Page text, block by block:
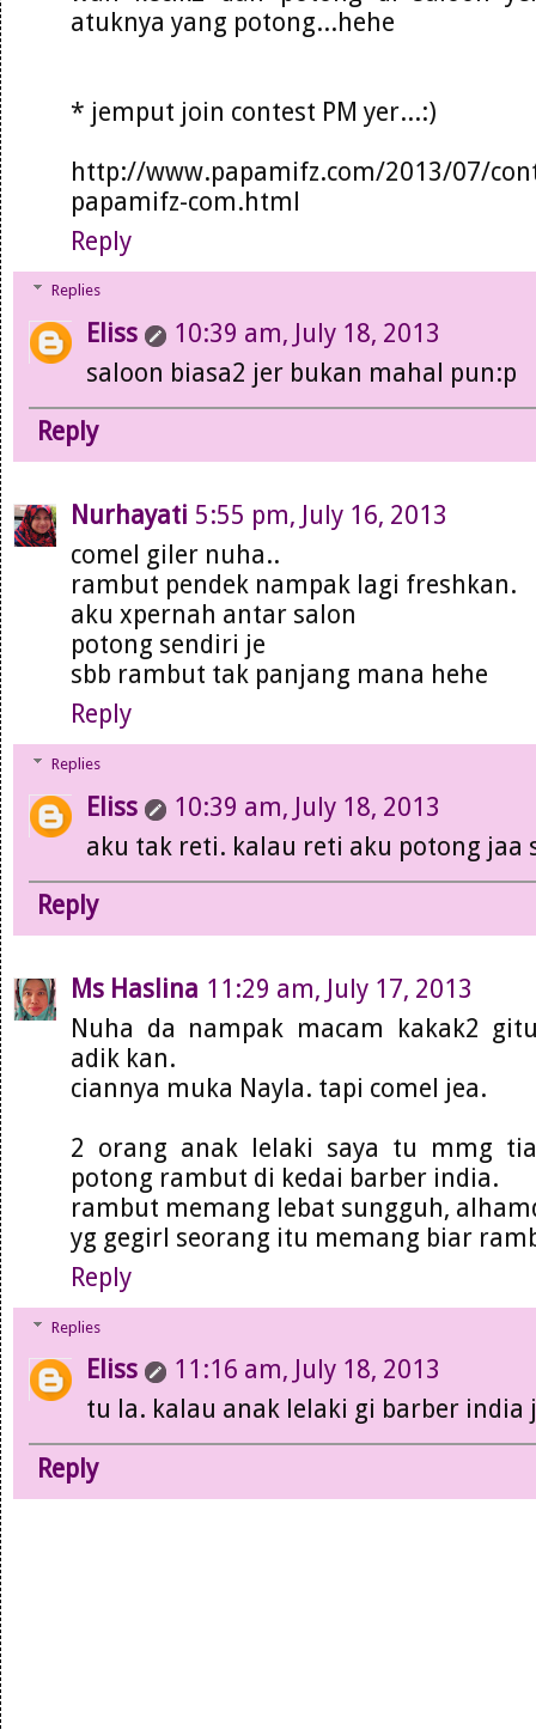
atuknya yang potong...hehe
* jemput join contest PM yer...:)
http://www.papamifz.com/2013/07/
papamifz-com.html
Reply
Replies
Eliss
10:39 am, July 18, 2013
saloon biasa2 jer bukan mahal pun:p
Reply
Nurhayati 5:55 pm, July 16, 2013
comel giler nuha..
rambut pendek nampak lagi freshkan.
aku xpernah antar salon
potong sendiri je
sbb rambut tak panjang mana hehe
Reply
Replies
Eliss
10:39 am, July 18, 2013
aku tak reti. kalau reti aku potong jaa
Reply
Ms Haslina 11:29 am, July 17, 2013
Nuha da nampak macam kakak2
adik kan.
ciannya muka Nayla. tapi comel jea.
2 orang anak lelaki saya tu mmg
potong rambut di kedai barber india.
rambut memang lebat sungguh,
yg gegirl seorang itu memang biar
Reply
Replies
Eliss
11:16 am, July 18, 2013
tu la. kalau anak lelaki gi barber india
Reply